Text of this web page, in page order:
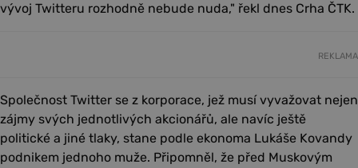
vývoj Twitteru rozhodně nebude nuda," řekl dnes Crha ČTK.
REKLAMA
Společnost Twitter se z korporace, jež musí vyvažovat nejen
zájmy svých jednotlivých akcionářů, ale navíc ještě
politické a jiné tlaky, stane podle ekonoma Lukáše Kovandy
podnikem jednoho muže. Připomněl, že před Muskovým